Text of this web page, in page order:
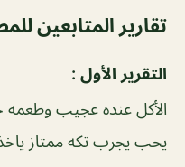
تقارير المتابعين
التقرير الأول :
الأكل عنده عجيب وطعمه
يحب يجرب تكه ممتاز